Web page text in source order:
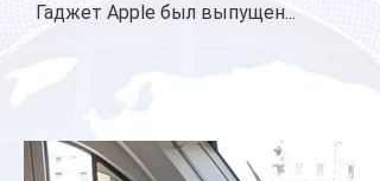
Гаджет Apple был выпущен...